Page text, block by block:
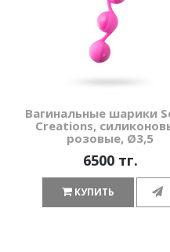
Вагинальные шарики
Creations,
розовые, Ø3,5
6500 тг.
КУПИТЬ